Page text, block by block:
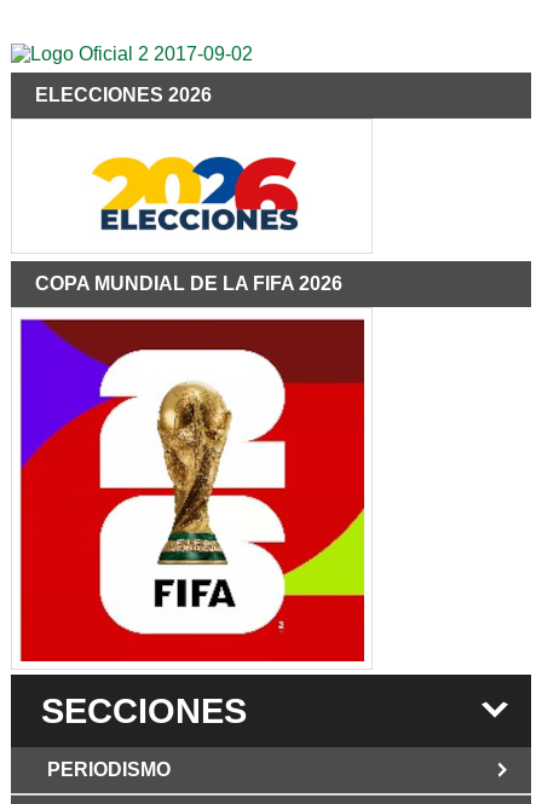
ELECCIONES 2026
COPA MUNDIAL DE LA FIFA 2026
SECCIONES
PERIODISMO